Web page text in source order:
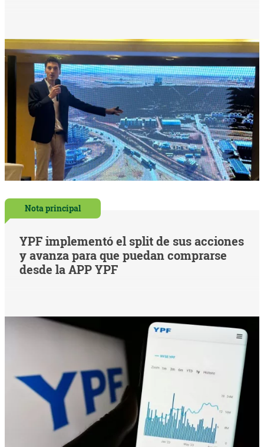
Nota principal
YPF implementó el split de sus acciones
y avanza para que puedan comprarse
desde la APP YPF